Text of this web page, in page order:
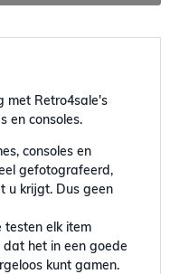
met Retro4sale's
en consoles.
consoles en
gefotografeerd,
u krijgt. Dus geen
elk item
het in een goede
kunt gamen.